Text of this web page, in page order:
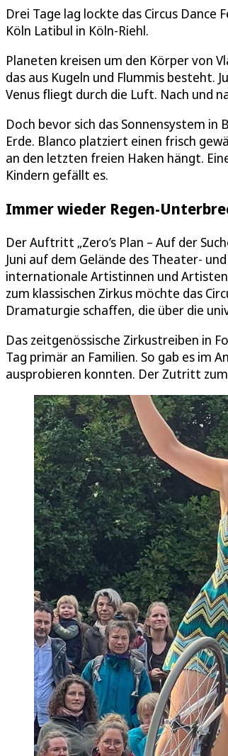
Drei Tage lag lockte das Circus
Köln Latibul in Köln-Riehl.
Planeten kreisen um den Körper von
das aus Kugeln und Flummis besteht.
Venus fliegt durch die Luft. Nach und
Doch bevor sich das Sonnensystem
Erde. Blanco platziert einen frisch
an den letzten freien Haken hängt.
Kindern gefällt es.
Immer wieder Regen-
Der Auftritt „Zero’s Plan – Auf der
Juni auf dem Gelände des Theater-
internationale Artistinnen und
zum klassischen Zirkus möchte das
Dramaturgie schaffen, die über die
Das zeitgenössische Zirkustreiben in
Tag primär an Familien. So gab es im
ausprobieren konnten. Der Zutritt